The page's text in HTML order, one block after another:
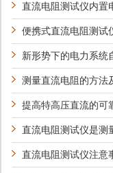
用案例及意义
直流电阻测试仪内置
养 便携式直流电阻测试
势 新形势下的电力系统
新技术及研究方向
测量直流电阻的方法
问题提高特高压直流的可
哪些方面考虑？
直流电阻测试仪是测
绕组理想设备
直流电阻测试仪注意